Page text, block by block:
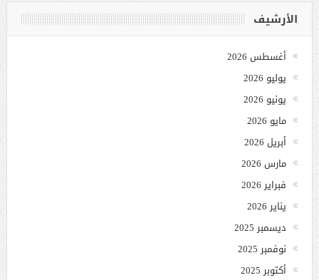
الأرشيف
أغسطس 2026
يوليو 2026
يونيو 2026
مايو 2026
أبريل 2026
مارس 2026
فبراير 2026
يناير 2026
ديسمبر 2025
نوفمبر 2025
أكتوبر 2025